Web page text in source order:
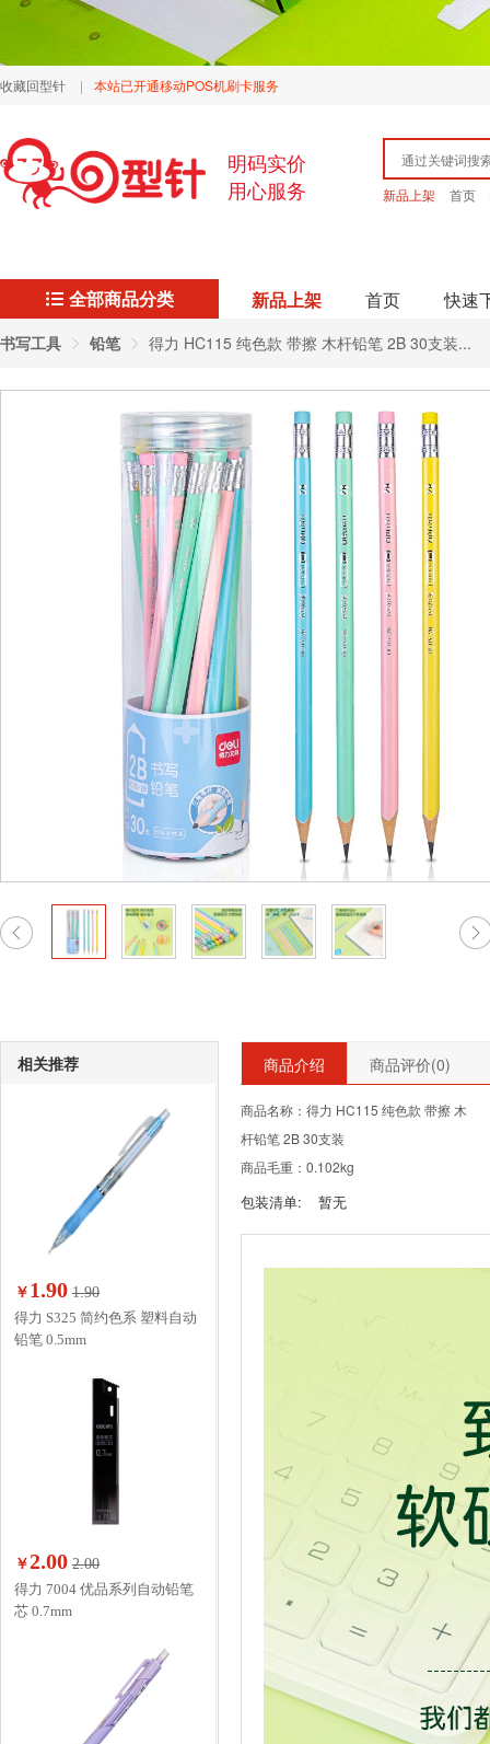
收藏回型针 | 本站已开通移动POS机刷卡服务
明码实价
用心服务
新品上架 首页
全部商品分类 新品上架 首页 快速
书写工具 铅笔 得力 HC115 纯色款 带擦 木杆铅笔 2B 30支装...
相关推荐
￥ 1.90 1.90
得力 S325 简约色系 塑料自动
铅笔 0.5mm
￥2.00 2.00
得力 7004 优品系列自动铅笔
芯 0.7mm
商品介绍 商品评价(0)
商品名称：得力 HC115 纯色款 带擦 木
杆铅笔 2B 30支装
商品毛重：0.102kg
包装清单: 暂无